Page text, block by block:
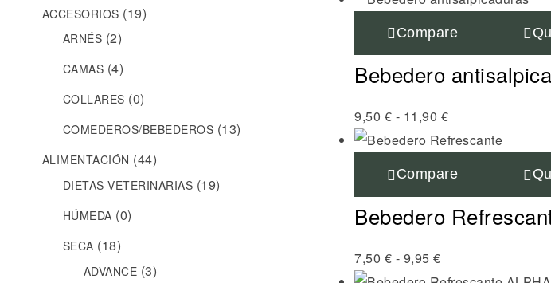
Compare
Bebedero
9,50 € - 11,90 €
Compare
Bebedero
7,50 € - 9,95 €
ACCESORIOS (19)
ARNÉS (2)
CAMAS (4)
COLLARES (0)
COMEDEROS/BEBEDEROS (13)
ALIMENTACIÓN (44)
DIETAS VETERINARIAS (19)
HÚMEDA (0)
SECA (18)
ADVANCE (3)